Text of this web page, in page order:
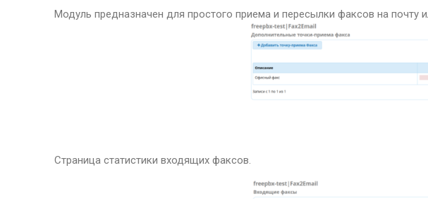
Модуль предназначен для простого приема и пересылки факсов на почту
Страница статистики входящих факсов.